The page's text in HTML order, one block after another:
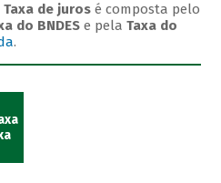
Taxa de juros é composta pelo
do BNDES e pelaTaxa do
.